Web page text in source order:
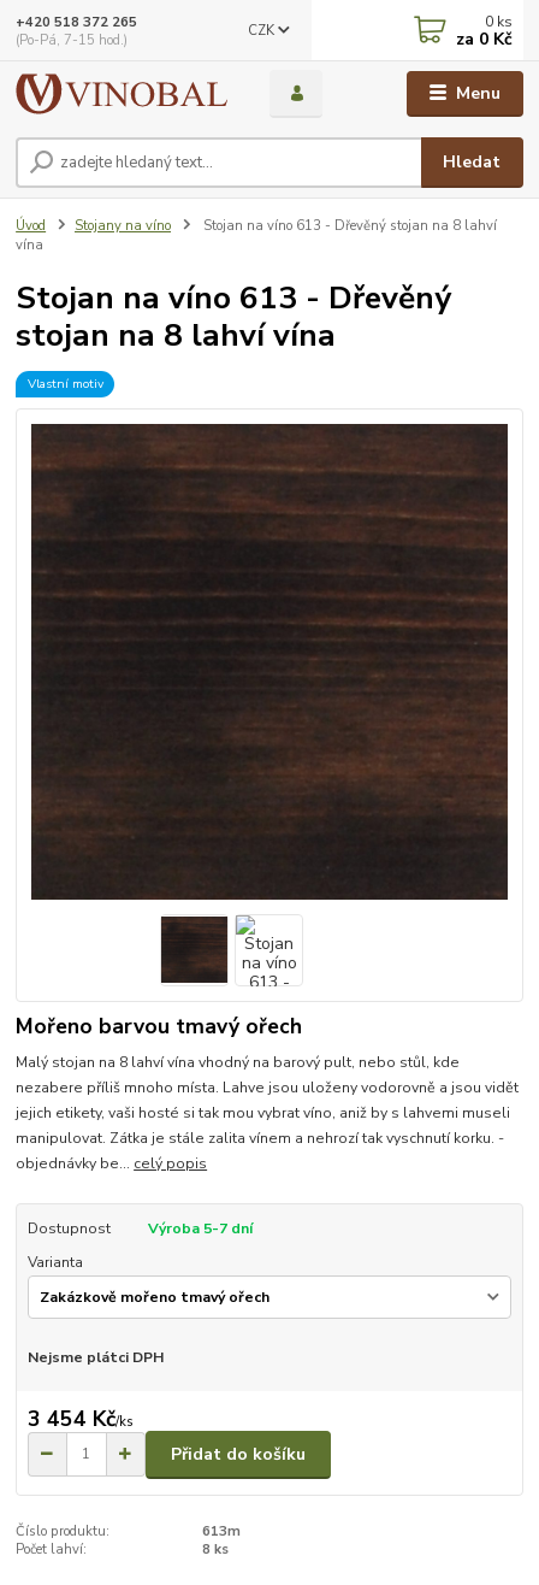
Menu
CZK
Hledat
+420 518 372 265
(Po-Pá, 7-15 hod.)
0 ks
za 0 Kč
Úvod Stojany na víno
Stojan na víno 613 - Dřevěný stojan na 8 lahví
vína
Stojan na víno 613 - Dřevěný
stojan na 8 lahví vína
Vlastní motiv
Mořeno barvou tmavý ořech
Malý stojan na 8 lahví vína vhodný na barový pult, nebo stůl, kde
nezabere příliš mnoho místa. Lahve jsou uloženy vodorovně a jsou vidět
jejich etikety, vaši hosté si tak mou vybrat víno, aniž by s lahvemi museli
manipulovat. Zátka je stále zalita vínem a nehrozí tak vyschnutí korku. -
objednávky be... celý popis
Dostupnost
Výroba 5-7 dní
Varianta
Nejsme plátci DPH
3 454 Kč/ks
Přidat do košíku
Číslo produktu:
613m
Počet lahví:
8 ks